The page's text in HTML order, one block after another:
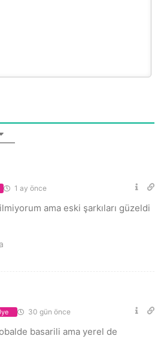
1 ay önce
ama eski şarkıları güzeldi
30 gün önce
basarili ama yerel de